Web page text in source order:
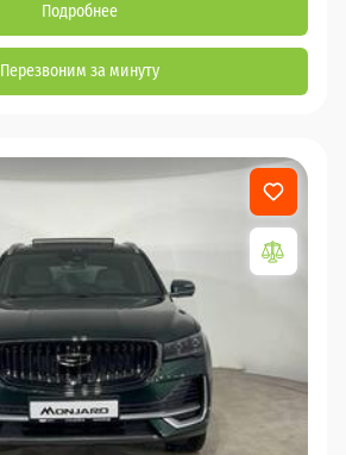
Подробнее
Перезвоним за минуту